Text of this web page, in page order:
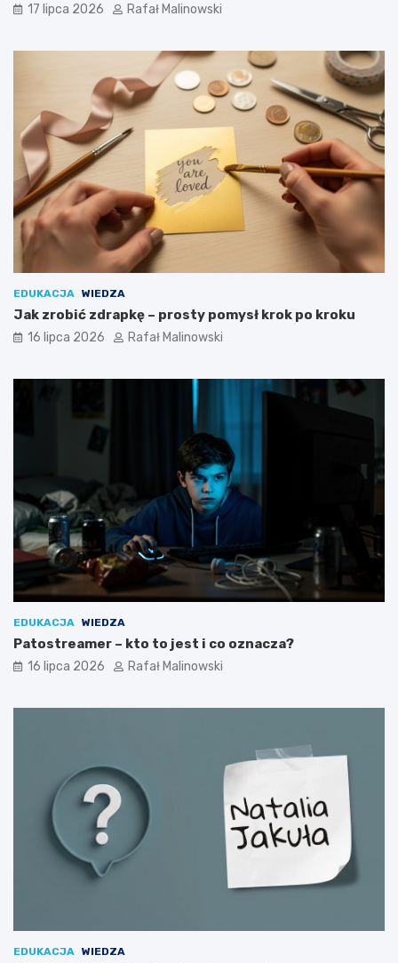
17 lipca 2026 Rafał Malinowski
EDUKACJA WIEDZA
Jak zrobić zdrapkę – prosty pomysł krok po kroku
16 lipca 2026 Rafał Malinowski
EDUKACJA WIEDZA
Patostreamer – kto to jest i co oznacza?
16 lipca 2026 Rafał Malinowski
EDUKACJA WIEDZA